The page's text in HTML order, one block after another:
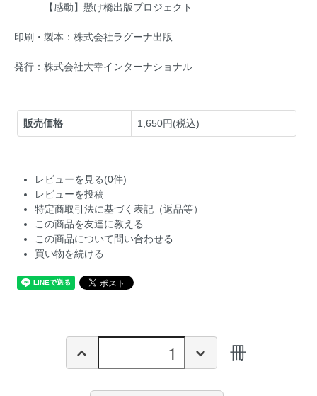
【感動】懸け橋出版プロジェクト
印刷・製本：株式会社ラグーナ出版
発行：株式会社大幸インターナショナル
販売価格 1,650円(税込)
レビューを見る(0件)
レビューを投稿
特定商取引法に基づく表記（返品等）
この商品を友達に教える
この商品について問い合わせる
買い物を続ける
冊